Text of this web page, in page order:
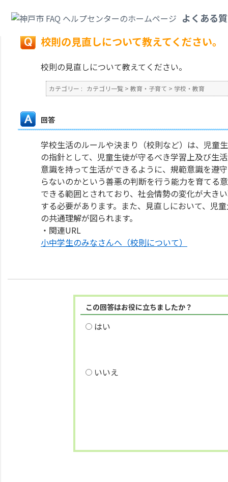
よくある
戻る
校則の見直しについて教えてください。
校則の見直しについて教えてください。
カテゴリー : カテゴリ一覧 > 教育・子育て > 学校・教育
回答
学校生活のルールや決まり（校則など）は、児童
の指針として、児童生徒が守るべき学習上及び生
意識を持って生活ができるように、規範意識を遵
らないのかという善悪の判断を行う能力を育てる
できる範囲とされており、社会情勢の変化が大き
する必要があります。また、見直しにおいて、児
の共通理解が図られます。
・関連URL
小中学生のみなさんへ（校則について）
この回答はお役に立ちましたか？
はい
いいえ